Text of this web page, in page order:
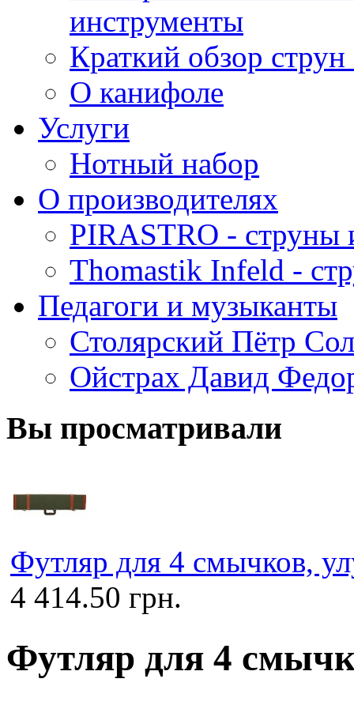
инструменты
Краткий обзор
О канифоле
Услуги
Нотный набор
О производителях
PIRASTRO - струны
Thomastik Infeld -
Педагоги и музыканты
Столярский Пётр
Ойстрах Давид
Вы просматривали
Футляр для 4 смычков,
4 414.50 грн.
Футляр для 4